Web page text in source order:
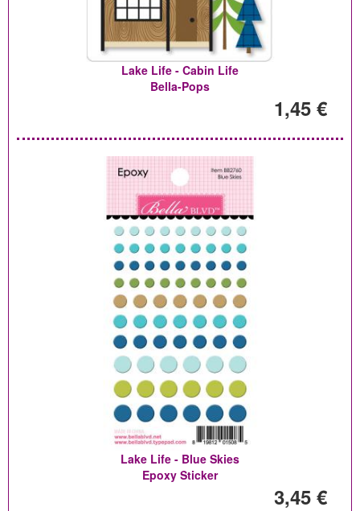
Lake Life - Cabin Life
Bella-Pops
1,45 €
Lake Life - Blue Skies
Epoxy Sticker
3,45 €